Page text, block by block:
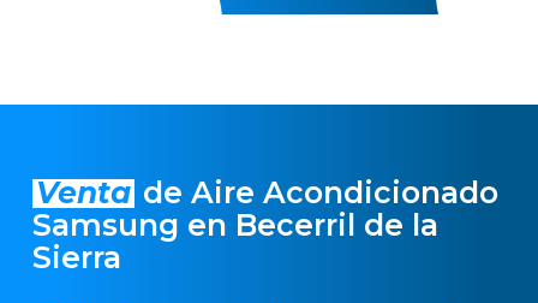
Venta de Aire Acondicionado
Samsung en Becerril de la
Sierra